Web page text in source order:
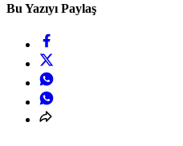
Bu Yazıyı Paylaş